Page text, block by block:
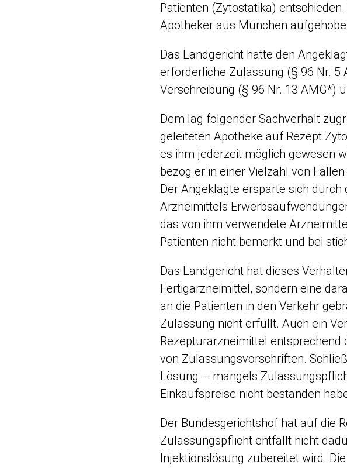
Patienten (Zytostatika)
Apotheker aus München
Das Landgericht hatte den
erforderliche Zulassung (§ 96 Nr.
Verschreibung (§ 96 Nr. 13 AMG*)
Dem lag folgender Sachverhalt
geleiteten Apotheke auf Rezept
es ihm jederzeit möglich gewesen
bezog er in einer Vielzahl von
Der Angeklagte ersparte sich
Arzneimittels
das von ihm verwendete
Patienten nicht bemerkt und bei
Das Landgericht hat dieses
Fertigarzneimittel, sondern eine
an die Patienten in den Verkehr
Zulassung nicht erfüllt. Auch ein
Rezepturarzneimittel entsprechend
von Zulassungsvorschriften.
Lösung – mangels
Einkaufspreise nicht bestanden
Der Bundesgerichtshof hat auf die
Zulassungspflicht entfällt nicht
Injektionslösung zubereitet wird.